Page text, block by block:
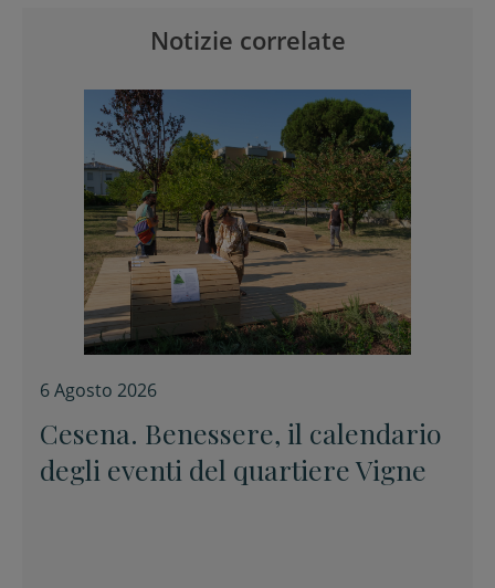
Notizie correlate
6 Agosto 2026
Cesena. Benessere, il calendario
degli eventi del quartiere Vigne